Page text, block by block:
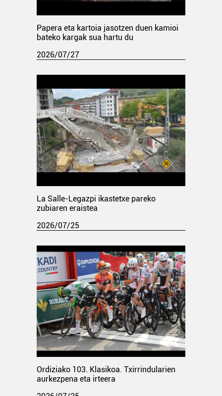
Papera eta kartoia jasotzen duen kamioi
bateko kargak sua hartu du
2026/07/27
La Salle-Legazpi ikastetxe pareko
zubiaren eraistea
2026/07/25
Ordiziako 103. Klasikoa. Txirrindularien
aurkezpena eta irteera